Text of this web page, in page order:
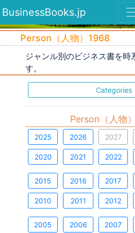
BusinessBooks.jp
Person（人物）1968
ジャンル別のビジネス書を時
す。
Categories
Person（人物
2025 2026 2027
2020 2021 2022
2015 2016 2017
2010 2011 2012
2005 2006 2007